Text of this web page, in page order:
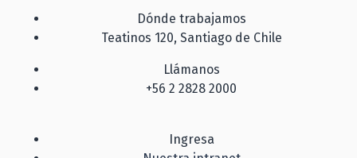
Dónde trabajamos
Teatinos 120, Santiago de Chile
Llámanos
+56 2 2828 2000
Ingresa